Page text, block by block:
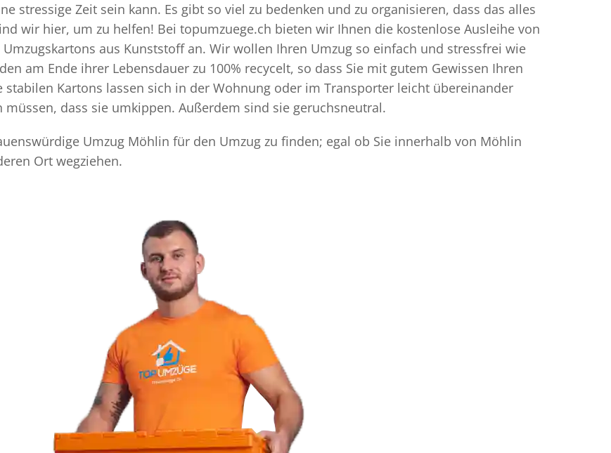
stressige Zeit sein kann. Es gibt so viel zu bedenken und zu organisieren, dass das alles
wir hier, um zu helfen! Bei topumzuege.ch bieten wir Ihnen die kostenlose Ausleihe von
aus Kunststoff an. Wir wollen Ihren Umzug so einfach und stressfrei wie
am Ende ihrer Lebensdauer zu 100% recycelt, so dass Sie mit gutem Gewissen Ihren
Kartons lassen sich in der Wohnung oder im Transporter leicht übereinander
müssen, dass sie umkippen. Außerdem sind sie geruchsneutral.
Umzug Möhlin für den Umzug zu finden; egal ob Sie innerhalb von Möhlin
Ort wegziehen.